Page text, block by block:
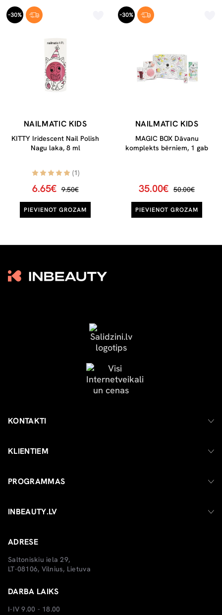
-30%
NAILMATIC KIDS
KITTY Iridescent Nail Polish
Nagu laka, 8 ml
(1)
6.65€ 9.50€
PIEVIENOT GROZAM
-30%
NAILMATIC KIDS
MAGIC BOX Dāvanu
komplekts bērniem, 1 gab
35.00€ 50.00€
PIEVIENOT GROZAM
KONTAKTI
KLIENTIEM
PROGRAMMAS
INBEAUTY.LV
ADRESE
Saltoniskiu iela 29,
LT-08106, Vilnius, Lietuva
DARBA LAIKS
I-IV 9.00 - 18.00